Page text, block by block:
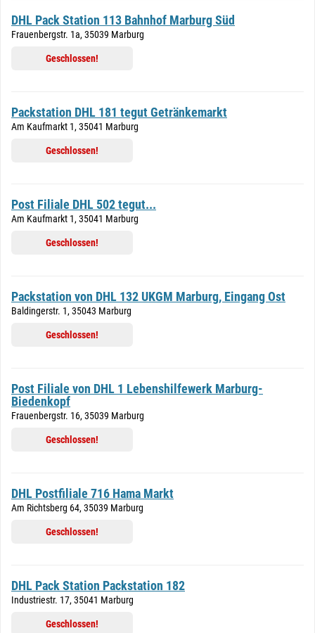
DHL Pack Station 113 Bahnhof Marburg Süd
Frauenbergstr. 1a, 35039 Marburg
Geschlossen!
Packstation DHL 181 tegut Getränkemarkt
Am Kaufmarkt 1, 35041 Marburg
Geschlossen!
Post Filiale DHL 502 tegut...
Am Kaufmarkt 1, 35041 Marburg
Geschlossen!
Packstation von DHL 132 UKGM Marburg, Eingang Ost
Baldingerstr. 1, 35043 Marburg
Geschlossen!
Post Filiale von DHL 1 Lebenshilfewerk Marburg-
Biedenkopf
Frauenbergstr. 16, 35039 Marburg
Geschlossen!
DHL Postfiliale 716 Hama Markt
Am Richtsberg 64, 35039 Marburg
Geschlossen!
DHL Pack Station Packstation 182
Industriestr. 17, 35041 Marburg
Geschlossen!